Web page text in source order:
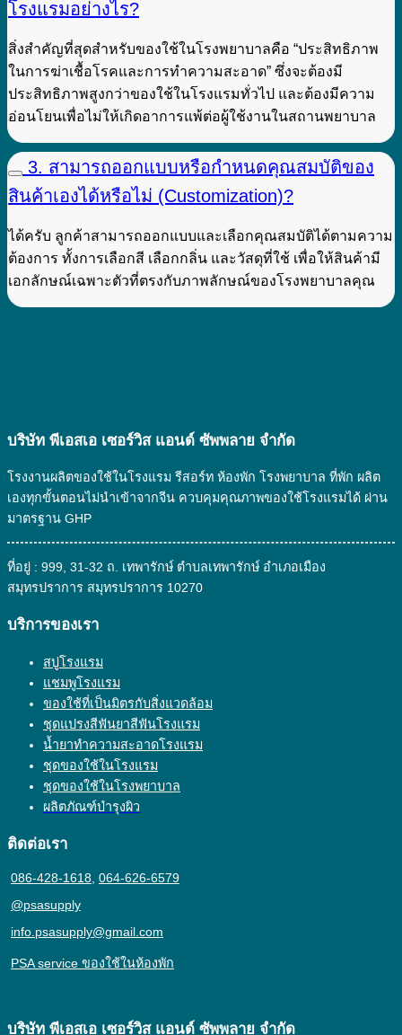
โรงแรมอย่างไร?
สิ่งสำคัญที่สุดสำหรับของใช้ในโรงพยาบาลคือ “ประสิทธิภาพ
ในการฆ่าเชื้อโรคและการทำความสะอาด” ซึ่งจะต้องมี
ประสิทธิภาพสูงกว่าของใช้ในโรงแรมทั่วไป และต้องมีความ
อ่อนโยนเพื่อไม่ให้เกิดอาการแพ้ต่อผู้ใช้งานในสถานพยาบาล
3. สามารถออกแบบหรือกำหนดคุณสมบัติของ
สินค้าเองได้หรือไม่ (Customization)?
ได้ครับ ลูกค้าสามารถออกแบบและเลือกคุณสมบัติได้ตามความ
ต้องการ ทั้งการเลือกสี เลือกกลิ่น และวัสดุที่ใช้ เพื่อให้สินค้ามี
เอกลักษณ์เฉพาะตัวที่ตรงกับภาพลักษณ์ของโรงพยาบาลคุณ
บริษัท พีเอสเอ เซอร์วิส แอนด์ ซัพพลาย จํากัด
โรงงานผลิตของใช้ในโรงแรม รีสอร์ท ห้องพัก โรงพยาบาล ที่พัก ผลิต
เองทุกขั้นตอนไม่นำเข้าจากจีน ควบคุมคุณภาพของใช้โรงแรมได้ ผ่าน
มาตรฐาน GHP
ที่อยู่ : 999, 31-32 ถ. เทพารักษ์ ตำบลเทพารักษ์ อำเภอเมือง
สมุทรปราการ สมุทรปราการ 10270
บริการของเรา
สบู่โรงแรม
แชมพูโรงแรม
ของใช้ที่เป็นมิตรกับสิ่งแวดล้อม
ชุดแปรงสีฟันยาสีฟันโรงแรม
น้ำยาทำความสะอาดโรงแรม
ชุดของใช้ในโรงแรม
ชุดของใช้ในโรงพยาบาล
ผลิตภัณฑ์บำรุงผิว
ติดต่อเรา
086-428-1618 064-626-6579
@psasupply
info.psasupply@gmail.com
PSA service ของใช้ในห้องพัก
บริษัท พีเอสเอ เซอร์วิส แอนด์ ซัพพลาย จํากัด